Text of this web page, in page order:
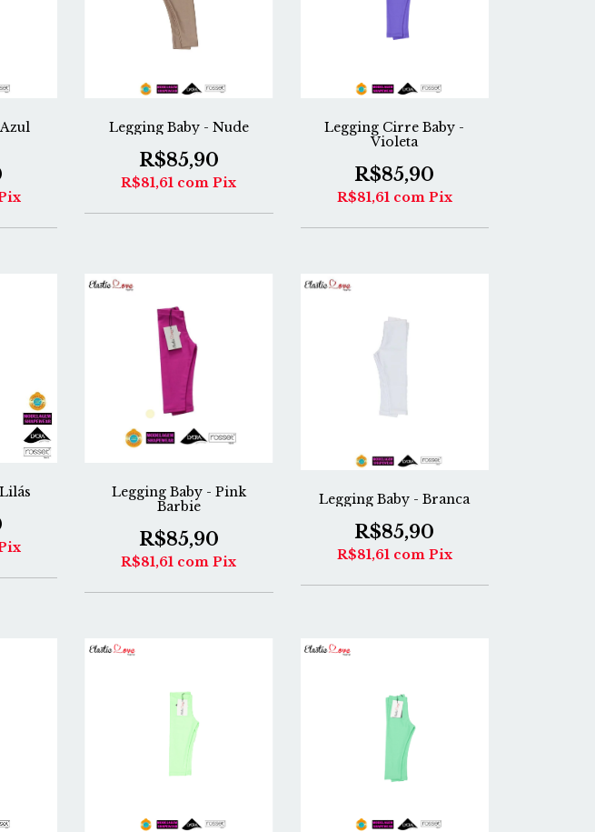
Legging Baby - Nude
R$85,90
R$81,61 com Pix
Legging Cirre Baby -
Violeta
R$85,90
R$81,61 com Pix
Legging Baby - Pink
Barbie
R$85,90
R$81,61 com Pix
Legging Baby - Branca
R$85,90
R$81,61 com Pix